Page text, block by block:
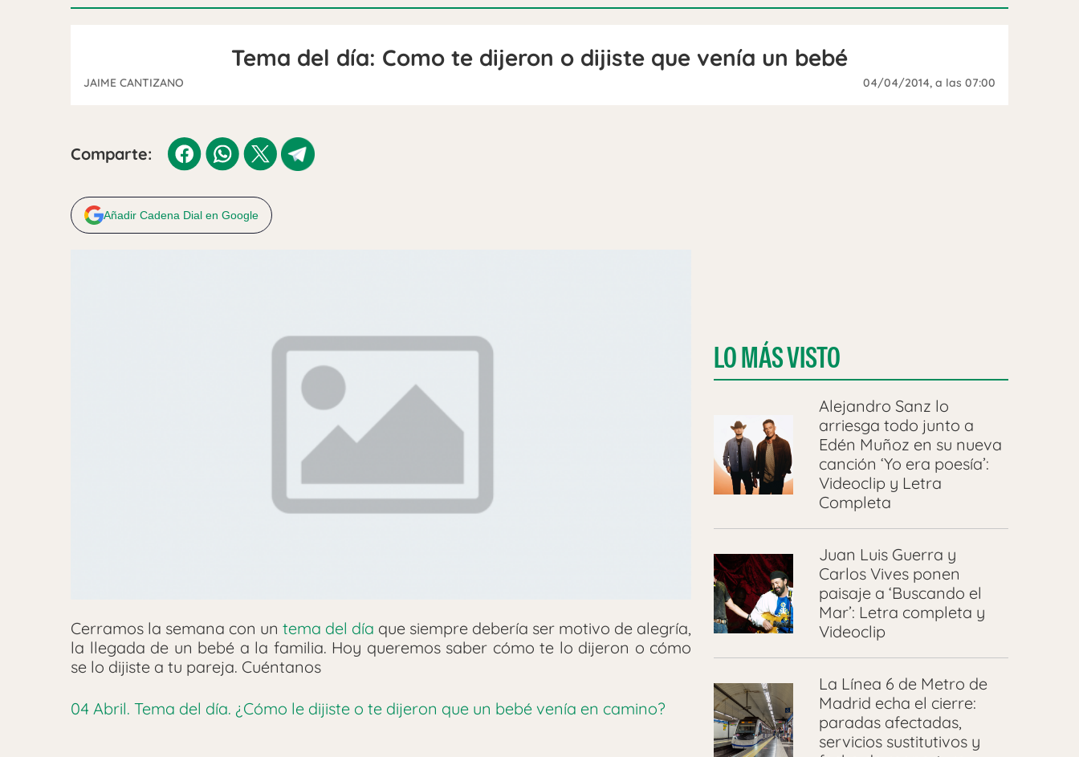
Tema del día: Como te dijeron o dijiste que venía un bebé
JAIME CANTIZANO 04/04/2014, a las 07:00
Comparte:
Añadir Cadena Dial en Google
Cerramos la semana con untema del día que siempre debería ser motivo de alegría,
la llegada de un bebé a la familia. Hoy queremos saber cómo te lo dijeron o cómo
se lo dijiste a tu pareja. Cuéntanos
04 Abril. Tema del día. ¿Cómo le dijiste o te dijeron que un bebé venía en camino?
LO MÁS VISTO
Alejandro Sanz lo
arriesga todo junto a
Edén Muñoz en su nueva
canción ‘Yo era poesía’:
Videoclip y Letra
Completa
Juan Luis Guerra y
Carlos Vives ponen
paisaje a ‘Buscando el
Mar’: Letra completa y
Videoclip
La Línea 6 de Metro de
Madrid echa el cierre:
paradas afectadas,
servicios sustitutivos y